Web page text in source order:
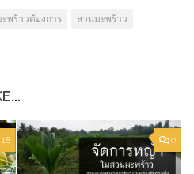
พร้าวต้องการ
สวนมะพร้าว
18 0